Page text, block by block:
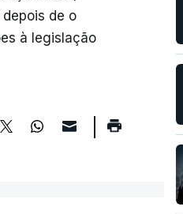
de o
à legislação